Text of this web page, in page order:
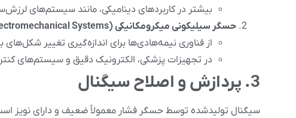
بیشتر در کاربردهای دینامیکی، مانند سیستم‌های
حسگر سیلیکونی میکرومکانیکی (MEMS – Microelectromechanical Systems)
از فناوری نیمه‌هادی‌ها برای اندازه‌گیری تغییر
در تجهیزات پزشکی، الکترونیک دقیق و سیستم‌های
3. پردازش و اصلاح سیگنال
سیگنال تولیدشده توسط حسگر فشار معمولاً ضعیف و دارای نویز